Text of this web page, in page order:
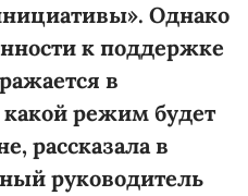
Однако
к поддержке
в
режим будет
рассказала в
руководитель